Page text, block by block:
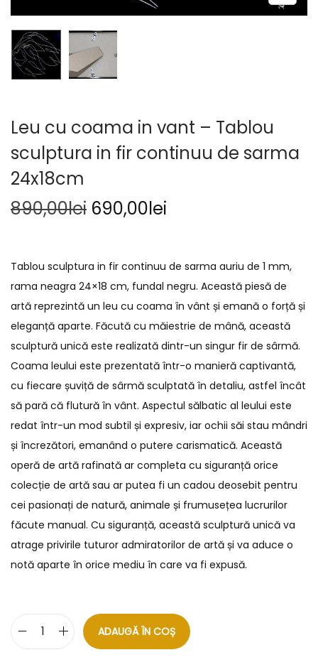
Leu cu coama in vant – Tablou
sculptura in fir continuu de sarma
24x18cm
890,00lei 690,00lei
Tablou sculptura in fir continuu de sarma auriu de 1 mm,
rama neagra 24×18 cm, fundal negru. Această piesă de
artă reprezintă un leu cu coama în vânt și emană o forță și
eleganță aparte. Făcută cu măiestrie de mână, această
sculptură unică este realizată dintr-un singur fir de sârmă.
Coama leului este prezentată într-o manieră captivantă,
cu fiecare șuviță de sârmă sculptată în detaliu, astfel încât
să pară că flutură în vânt. Aspectul sălbatic al leului este
redat într-un mod subtil și expresiv, iar ochii săi stau mândri
și încrezători, emanând o putere carismatică. Această
operă de artă rafinată ar completa cu siguranță orice
colecție de artă sau ar putea fi un cadou deosebit pentru
cei pasionați de natură, animale și frumusețea lucrurilor
făcute manual. Cu siguranță, această sculptură unică va
atrage privirile tuturor admiratorilor de artă și va aduce o
notă aparte în orice mediu în care va fi expusă.
ADAUGĂ ÎN COȘ